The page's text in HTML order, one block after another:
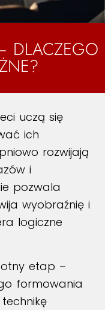
DLACZEGO
uczą się
ich
rozwijają
i
pozwala
wyobraźnię i
logiczne
etap –
formowania